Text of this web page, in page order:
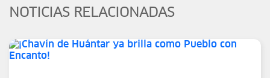
NOTICIAS RELACIONADAS